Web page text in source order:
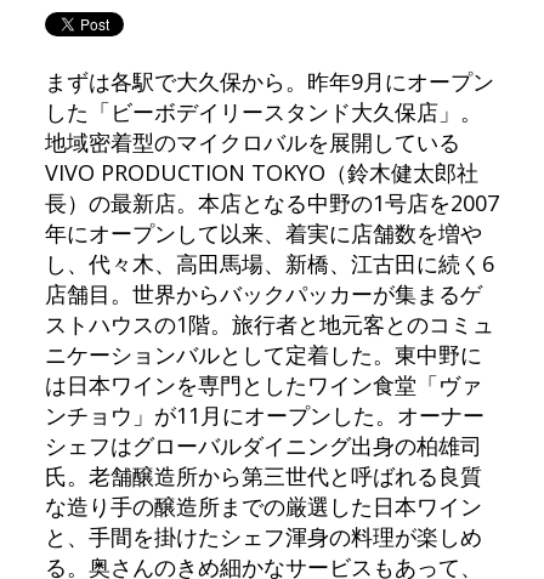
まずは各駅で大久保から。昨年9月にオープン
した「ビーボデイリースタンド大久保店」。
地域密着型のマイクロバルを展開している
VIVO PRODUCTION TOKYO（鈴木健太郎社
長）の最新店。本店となる中野の1号店を2007
年にオープンして以来、着実に店舗数を増や
し、代々木、高田馬場、新橋、江古田に続く6
店舗目。世界からバックパッカーが集まるゲ
ストハウスの1階。旅行者と地元客とのコミュ
ニケーションバルとして定着した。東中野に
は日本ワインを専門としたワイン食堂「ヴァ
ンチョウ」が11月にオープンした。オーナー
シェフはグローバルダイニング出身の柏雄司
氏。老舗醸造所から第三世代と呼ばれる良質
な造り手の醸造所までの厳選した日本ワイン
と、手間を掛けたシェフ渾身の料理が楽しめ
る。奥さんのきめ細かなサービスもあって、